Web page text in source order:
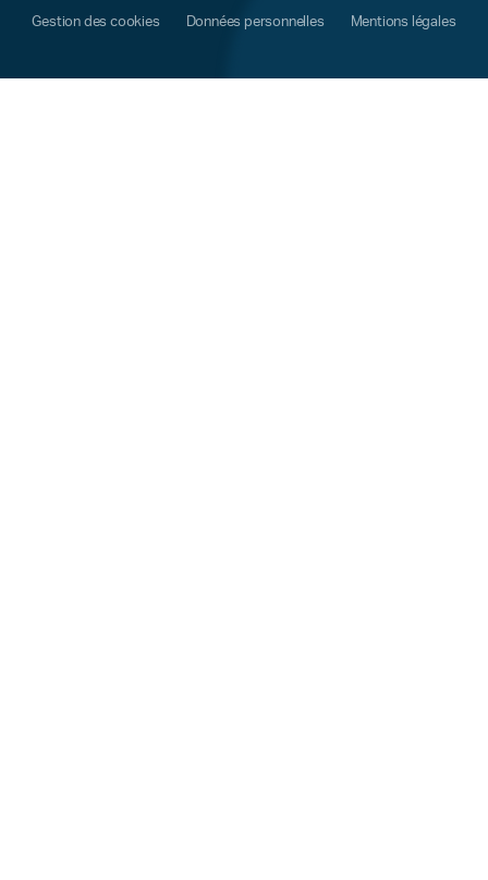
Gestion des cookies Données personnelles Mentions légales